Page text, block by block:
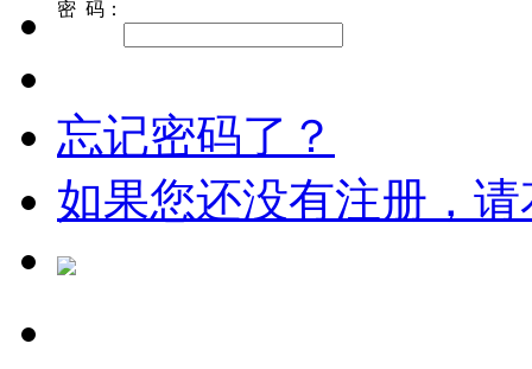
密 码：
忘记密码了？
如果您还没有注册，